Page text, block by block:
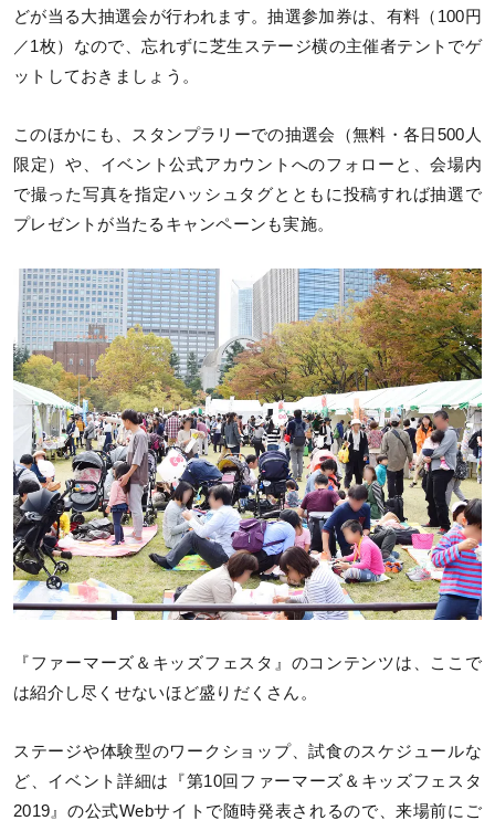
どが当る大抽選会が行われます。抽選参加券は、有料（100円
／1枚）なので、忘れずに芝生ステージ横の主催者テントでゲ
ットしておきましょう。
このほかにも、スタンプラリーでの抽選会（無料・各日500人
限定）や、イベント公式アカウントへのフォローと、会場内
で撮った写真を指定ハッシュタグとともに投稿すれば抽選で
プレゼントが当たるキャンペーンも実施。
『ファーマーズ＆キッズフェスタ』のコンテンツは、ここで
は紹介し尽くせないほど盛りだくさん。
ステージや体験型のワークショップ、試食のスケジュールな
ど、イベント詳細は『第10回ファーマーズ＆キッズフェスタ
2019』の公式Webサイトで随時発表されるので、来場前にご